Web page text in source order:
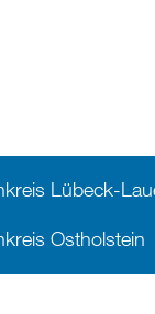
Lübeck-
Ostholstein